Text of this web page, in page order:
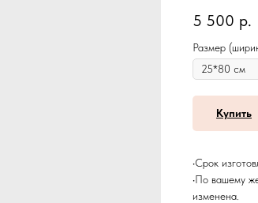
5 500 р.
Размер
Купить
•Срок
•По вашему
изменена.